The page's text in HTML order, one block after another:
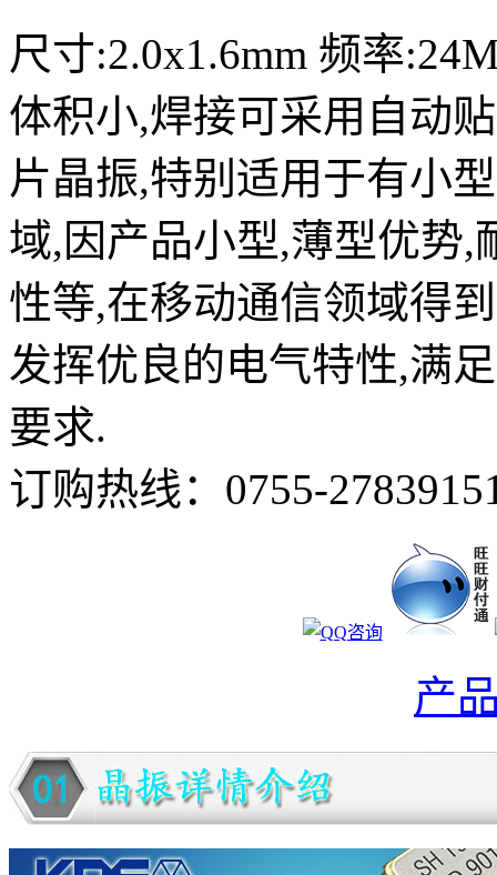
尺寸:2.0x1.6mm 频率
体积小,焊接可采用自动
片晶振,特别适用于有小
域,因产品小型,薄型优势,
性等,在移动通信领域得
发挥优良的电气特性,满
要求.
订购热线： 0755-
产